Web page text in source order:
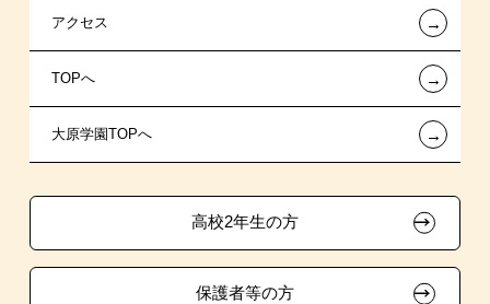
提携教育ローン
新聞奨学生
試験による特待生制度
指定校推薦入学
指定校自己推薦入学
特別推薦入学
生徒会活動推薦入学
夢を叶えた先輩たち
施設・研修所
学生寮・マンションのご案内
大原学園グループ案内
お知らせ・新着情報
在校生へのお知らせ
各種証明書の発行ご希望の方
採用ご担当の方
アクセス ←
TOPへ ←
大原学園TOPへ ←
高校2年生の方
保護者等の方